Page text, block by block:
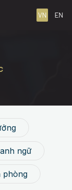
EN
VN
ngữ
phòng